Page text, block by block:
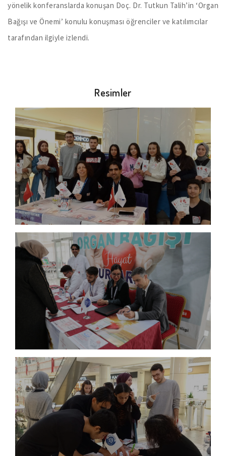
yönelik konferanslarda konuşan Doç. Dr. Tutkun Talih’in ‘Organ
Bağışı ve Önemi’ konulu konuşması öğrenciler ve katılımcılar
tarafından ilgiyle izlendi.
Resimler